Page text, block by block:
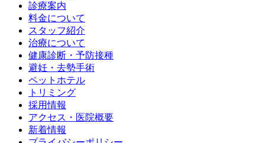
診療案内
料金について
スタッフ紹介
治療について
健康診断・予防接種
避妊・去勢手術
ペットホテル
トリミング
採用情報
アクセス・医院概要
新着情報